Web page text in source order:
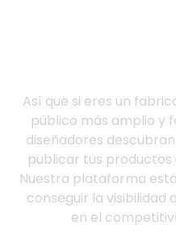
Así que si eres un
público más amplio y
diseñadores
publicar tus productos
Nuestra plataforma
conseguir la
en el